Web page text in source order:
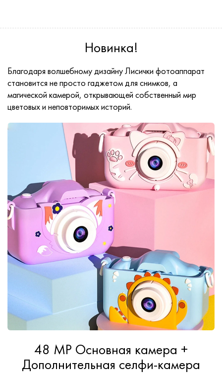
Новинка!
Благодаря волшебному дизайну Лисички фотоаппарат
становится не просто гаджетом для снимков, а
магической камерой, открывающей собственный мир
цветовых и неповторимых историй.
48 MP Основная камера +
Дополнительная селфи-камера